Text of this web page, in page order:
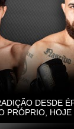
DESDE
PRÓPRIO,